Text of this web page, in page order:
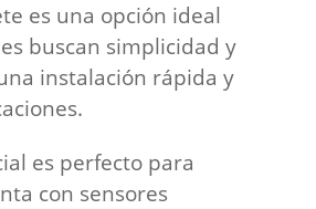
es una opción ideal
buscan simplicidad y
instalación rápida y
es perfecto para
con sensores